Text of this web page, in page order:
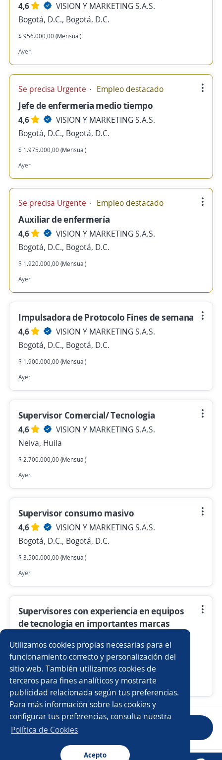
Utilizamos cookies propias necesarias para el
funcionamiento correcto y personalización del
sitio web. También utilizamos cookies de
terceros para fines analíticos y mostrarte
publicidad relacionada según tus preferencias.
Para más información sobre las cookies y
configurar tus preferencias, consulta nuestra
Política de Cookies
Acepto
4,6
VISION Y MARKETING S.A.S.
Bogotá, D.C., Bogotá, D.C.
$ 956.000,00 (Mensual)
Ayer
Se precisa Urgente Empleo destacado
Jefe de enfermeria medio tiempo
4,6
VISION Y MARKETING S.A.S.
Bogotá, D.C., Bogotá, D.C.
$ 1.975.000,00 (Mensual)
Ayer
Se precisa Urgente Empleo destacado
Auxiliar de enfermería
4,6
VISION Y MARKETING S.A.S.
Bogotá, D.C., Bogotá, D.C.
$ 1.920.000,00 (Mensual)
Ayer
Impulsadora de Protocolo Fines de semana
4,6
VISION Y MARKETING S.A.S.
Bogotá, D.C., Bogotá, D.C.
$ 1.900.000,00 (Mensual)
Ayer
Supervisor Comercial/ Tecnologia
4,6
VISION Y MARKETING S.A.S.
Neiva, Huila
$ 2.700.000,00 (Mensual)
Ayer
Supervisor consumo masivo
4,6
VISION Y MARKETING S.A.S.
Bogotá, D.C., Bogotá, D.C.
$ 3.500.000,00 (Mensual)
Ayer
Supervisores con experiencia en equipos
de tecnologia en importantes marcas
Cali, Valle del Cauca
$ 2.319.000,00 (Mensual)
Ayer
Anterior